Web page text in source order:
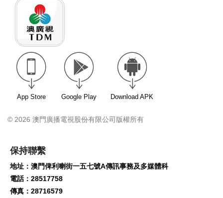
App Store Google Play Download APK
© 2026 澳門廣播電視股份有限公司版權所有
保持聯繫
地址：澳門俾利喇街一五七號A傳訊事務及多媒體科
電話：28517758
傳真：28716579